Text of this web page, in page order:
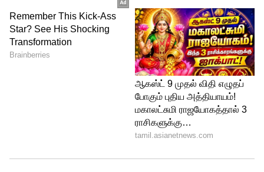
மட்டும் இன்றி, நடுவராகவும் இருந்துள்ளார்.
மேலும் செய்திகள்: '
பாரதி கண்ணம்மா'
ஃபரீனாவிடம் நீங்கள் முஸ்லீம் தானே?
பின் ஏன் இப்படி.. நெட்டிசன் கேள்விக்கு